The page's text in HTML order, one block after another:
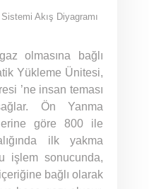
Akış Diyagramı
olmasına bağlı
Yükleme Ünitesi,
’ne insan teması
Ön Yanma
göre 800 ile
ilk yakma
işlem sonucunda,
bağlı olarak